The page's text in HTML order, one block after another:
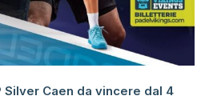
Silver Caen da vincere dal 4